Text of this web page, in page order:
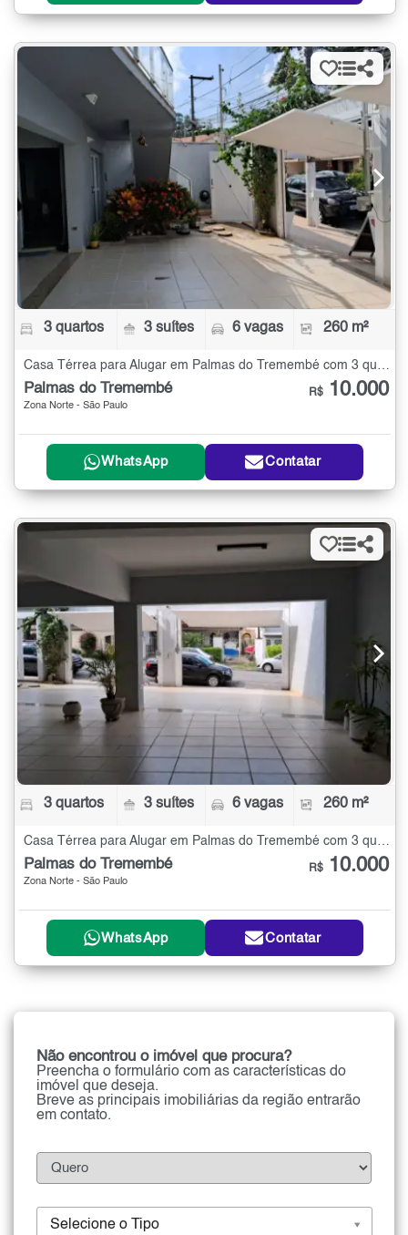
3 quartos 3 suítes 6 vagas 260 m²
Palmas do Tremembé
Zona Norte - São Paulo
R$ 10.000
WhatsApp Contatar
3 quartos 3 suítes 6 vagas 260 m²
Casa Térrea para Alugar em Palmas do Tremembé com 3 quartos - 260 m²
Palmas do Tremembé
Zona Norte - São Paulo
R$ 10.000
WhatsApp Contatar
Não encontrou o imóvel que procura?
Preencha o formulário com as características do
imóvel que deseja.
Breve as principais imobiliárias da região entrarão
em contato.
Selecione o Tipo